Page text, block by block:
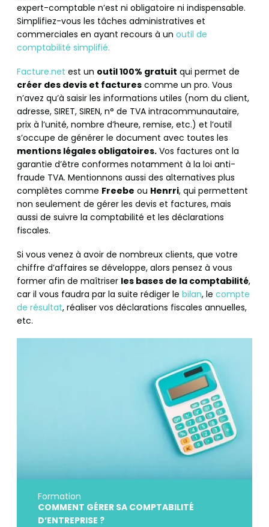
expert-comptable n’est ni obligatoire ni indispensable.
Simplifiez-vous les tâches administratives et
commerciales en ayant recours à un outil de
comptabilité simplifié.
Facture.net est un outil 100% gratuit qui permet de
créer des devis et factures comme un pro. Vous
n’avez qu’à saisir les informations utiles (nom du client,
adresse, SIRET, SIREN, n° de TVA intracommunautaire,
prix à l’unité, nombre d’heure, remise, etc.) et l’outil
s’occupe de générer le document avec toutes les
mentions légales obligatoires. Vos factures ont la
garantie d’être conformes notamment à la loi anti-
fraude TVA. Mentionnons aussi des alternatives plus
complètes comme Freebe ou Henrri, qui permettent
non seulement de gérer les devis et factures, mais
aussi de suivre la comptabilité et les déclarations
fiscales.
Si vous venez à avoir de nombreux clients, que votre
chiffre d’affaires se développe, alors pensez à vous
former afin de maîtriser les bases de la comptabilité,
car il vous faudra par la suite rédiger le bilan, le compte
de résultat, réaliser vos déclarations fiscales annuelles,
etc.
Formation
COMMENT GÉRER SA COMPTABILITÉ
D’ENTREPRISE ?